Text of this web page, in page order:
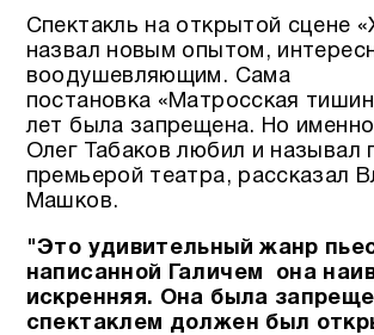
Спектакль на открытой сцене
назвал новым опытом,
воодушевляющим. Сама
постановка «Матросская
лет была запрещена. Но именно
Олег Табаков любил и называл
премьерой театра, рассказал
Машков.
"Это удивительный жанр
написанной Галичем она
искренняя. Она была
спектаклем должен был